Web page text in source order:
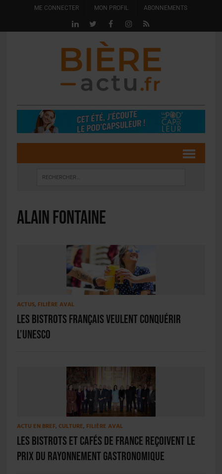
ME CONNECTER MON PROFIL ABONNEMENTS
Alain Fontaine
ACTUS, FILIÈRE AVAL
Les bistrots français veulent conquérir
l’UNESCO
ACTU EN BREF, CULTURE, FILIÈRE AVAL
Les Bistrots et Cafés de France reçoivent le
Prix du Rayonnement Gastronomique